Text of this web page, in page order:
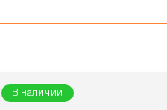
В наличии